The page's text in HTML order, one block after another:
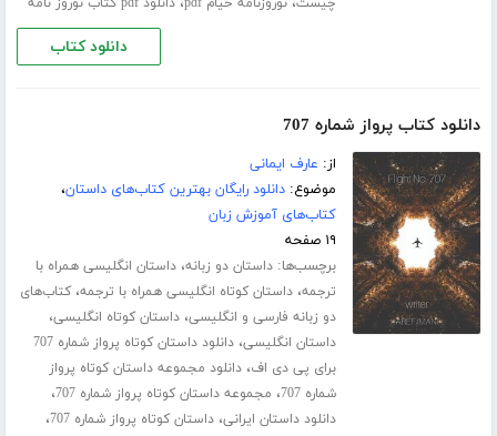
دانلود کتاب
دانلود کتاب پرواز شماره 707
از: عارف ایمانی
موضوع:دانلود رایگان بهترین کتاب‌های داستان،
کتاب‌های آموزش زبان
۱۹ صفحه
برچسب‌ها:داستان دو زبانه،داستان انگلیسی همراه با
ترجمه،داستان کوتاه انگلیسی همراه با ترجمه،کتاب‌های
دو زبانه فارسی و انگلیسی،داستان کوتاه انگلیسی،
داستان انگلیسی،
دانلود داستان کوتاه پرواز شماره 707
برای پی دی اف،دانلود مجموعه داستان کوتاه پرواز
شماره 707
، مجموعه داستان کوتاه پرواز شماره 707 ،
دانلود داستان ایرانی،داستان کوتاه پرواز شماره 707 ،